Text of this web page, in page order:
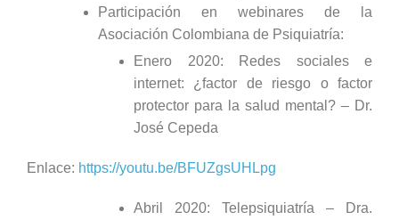
Participación en webinares de la
Asociación Colombiana de Psiquiatría:
Enero 2020: Redes sociales e
internet: ¿factor de riesgo o factor
protector para la salud mental? – Dr.
José Cepeda
Enlace: https://youtu.be/BFUZgsUHLpg
Abril 2020: Telepsiquiatría – Dra.